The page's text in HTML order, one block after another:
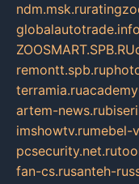
ndm.msk.ru
globalautotrade.info
ZOOSMART.SPB.RU
remontt.spb.ru
terramia.ru
artem-news.ru
imshowtv.rumebel-
pcsecurity.net.ru
fan-cs.rusanteh-